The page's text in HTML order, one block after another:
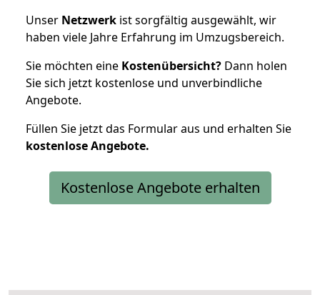
Unser Netzwerk ist sorgfältig ausgewählt, wir
haben viele Jahre Erfahrung im Umzugsbereich.
Sie möchten eine Kostenübersicht? Dann holen
Sie sich jetzt kostenlose und unverbindliche
Angebote.
Füllen Sie jetzt das Formular aus und erhalten Sie
kostenloseAngebote.
Kostenlose Angebote erhalten